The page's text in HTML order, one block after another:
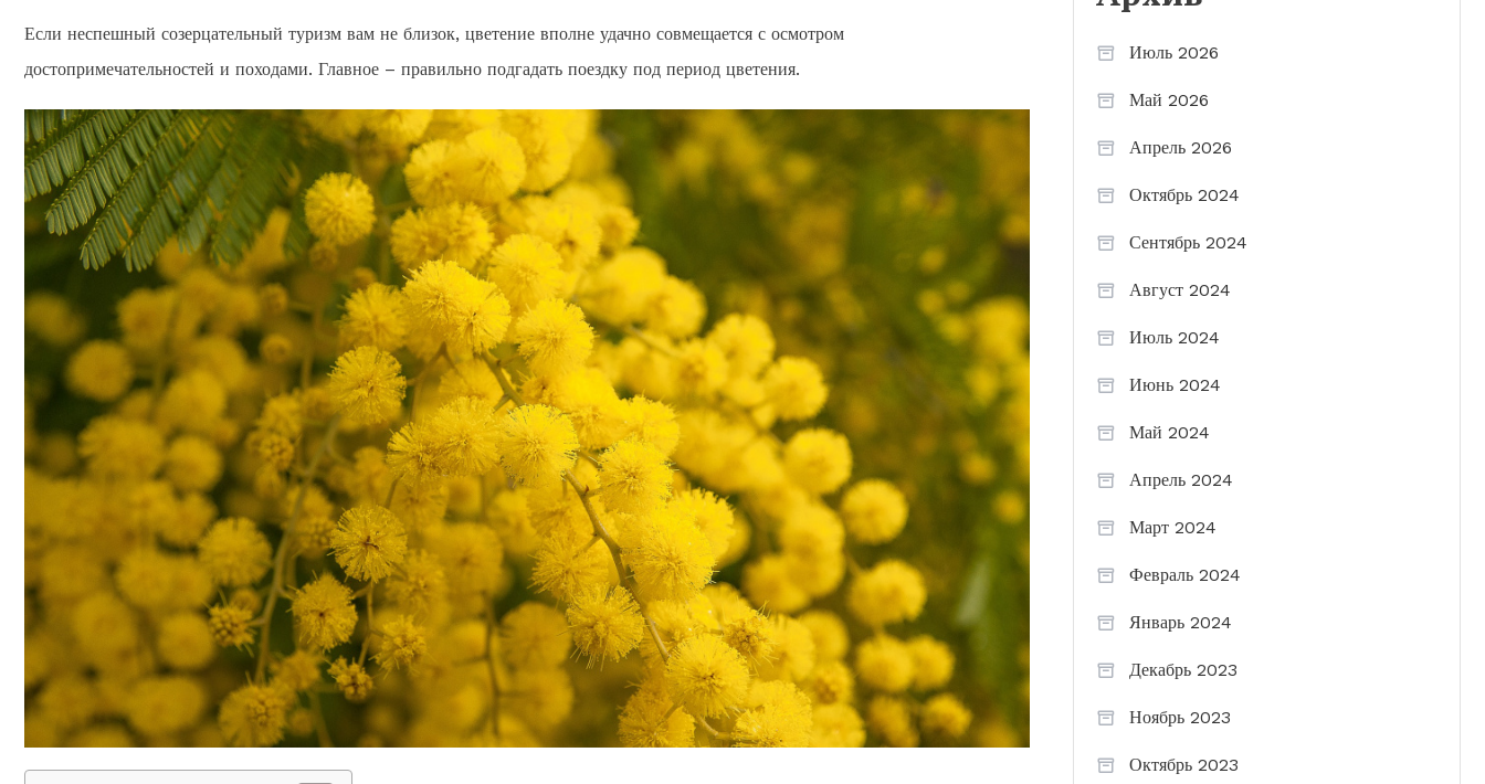
Если неспешный созерцательный туризм вам не близок, цветение вполне удачно совмещается с осмотром
достопримечательностей и походами. Главное – правильно подгадать поездку под период цветения.
Июль 2026
Май 2026
Апрель 2026
Октябрь 2024
Сентябрь 2024
Август 2024
Июль 2024
Июнь 2024
Май 2024
Апрель 2024
Март 2024
Февраль 2024
Январь 2024
Декабрь 2023
Ноябрь 2023
Октябрь 2023